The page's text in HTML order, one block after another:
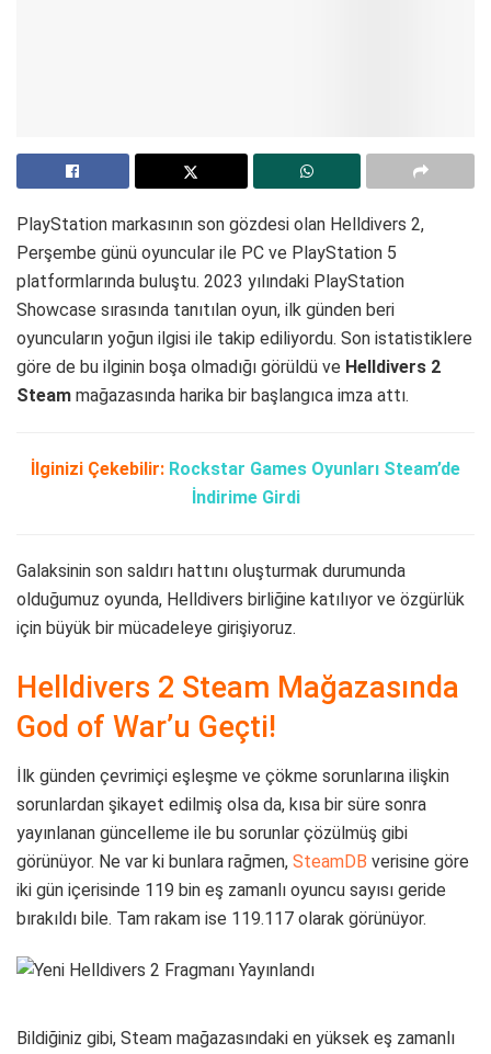
PlayStation markasının son gözdesi olan Helldivers 2,
Perşembe günü oyuncular ile PC ve PlayStation 5
platformlarında buluştu. 2023 yılındaki PlayStation
Showcase sırasında tanıtılan oyun, ilk günden beri
oyuncuların yoğun ilgisi ile takip ediliyordu. Son istatistiklere
göre de bu ilginin boşa olmadığı görüldü ve Helldivers 2
Steam mağazasında harika bir başlangıca imza attı.
İlginizi Çekebilir: Rockstar Games Oyunları Steam’de
İndirime Girdi
Galaksinin son saldırı hattını oluşturmak durumunda
olduğumuz oyunda, Helldivers birliğine katılıyor ve özgürlük
için büyük bir mücadeleye girişiyoruz.
Helldivers 2 Steam Mağazasında
God of War’u Geçti!
İlk günden çevrimiçi eşleşme ve çökme sorunlarına ilişkin
sorunlardan şikayet edilmiş olsa da, kısa bir süre sonra
yayınlanan güncelleme ile bu sorunlar çözülmüş gibi
görünüyor. Ne var ki bunlara rağmen, SteamDB verisine göre
iki gün içerisinde 119 bin eş zamanlı oyuncu sayısı geride
bırakıldı bile. Tam rakam ise 119.117 olarak görünüyor.
Bildiğiniz gibi, Steam mağazasındaki en yüksek eş zamanlı